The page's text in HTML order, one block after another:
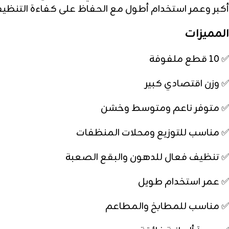
أكبر وعمر استخدام أطول مع الحفاظ على كفاءة
المميزات
✅ 10 قطع ملفوفة
✅ وزن اقتصادي كبير
✅ متوفر ناعم ومتوسط وخشن
✅ مناسب للتوزيع ومحلات المنظفات
✅ تنظيف فعال للدهون والبقع الصعبة
✅ عمر استخدام طويل
✅ مناسب للمطابخ والمطاعم